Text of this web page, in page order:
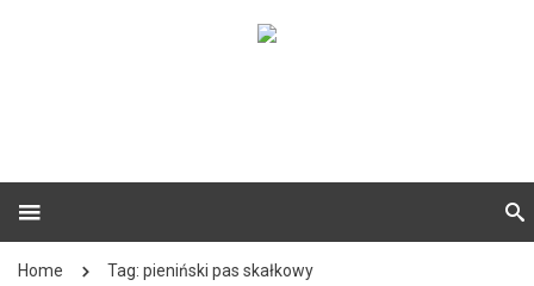
Home Tag: pieniński pas skałkowy